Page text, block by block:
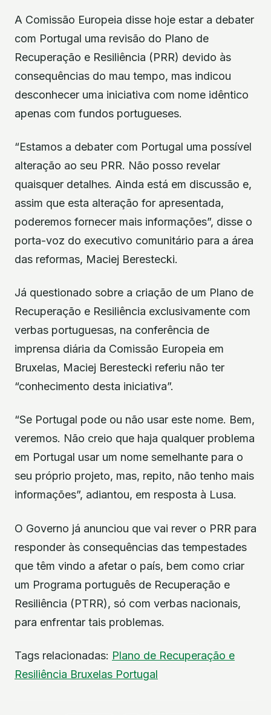
A Comissão Europeia disse hoje estar a debater
com Portugal uma revisão do Plano de
Recuperação e Resiliência (PRR) devido às
consequências do mau tempo, mas indicou
desconhecer uma iniciativa com nome idêntico
apenas com fundos portugueses.
“Estamos a debater com Portugal uma possível
alteração ao seu PRR. Não posso revelar
quaisquer detalhes. Ainda está em discussão e,
assim que esta alteração for apresentada,
poderemos fornecer mais informações”, disse o
porta-voz do executivo comunitário para a área
das reformas, Maciej Berestecki.
Já questionado sobre a criação de um Plano de
Recuperação e Resiliência exclusivamente com
verbas portuguesas, na conferência de
imprensa diária da Comissão Europeia em
Bruxelas, Maciej Berestecki referiu não ter
“conhecimento desta iniciativa”.
“Se Portugal pode ou não usar este nome. Bem,
veremos. Não creio que haja qualquer problema
em Portugal usar um nome semelhante para o
seu próprio projeto, mas, repito, não tenho mais
informações”, adiantou, em resposta à Lusa.
O Governo já anunciou que vai rever o PRR para
responder às consequências das tempestades
que têm vindo a afetar o país, bem como criar
um Programa português de Recuperação e
Resiliência (PTRR), só com verbas nacionais,
para enfrentar tais problemas.
Tags relacionadas: Plano de Recuperação e
Resiliência Bruxelas Portugal